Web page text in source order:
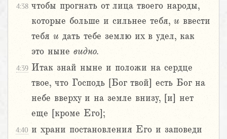
4:38 чтобы прогнать от лица твоего народы,
которые больше и сильнее тебя, и ввести
тебя и дать тебе землю их в удел, как
это ныне видно.
4:39 Итак знай ныне и положи на сердце
твое, что Господь [Бог твой] есть Бог на
небе вверху и на земле внизу, [и] нет
еще [кроме Его];
4:40 и храни постановления Его и заповеди